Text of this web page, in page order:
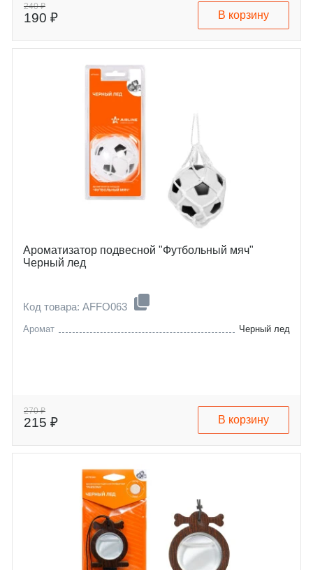
240 ₽
190 ₽ В корзину
Ароматизатор подвесной "Футбольный мяч"
Черный лед
Код товара: AFFO063
Аромат Черный лед
270 ₽
215 ₽ В корзину